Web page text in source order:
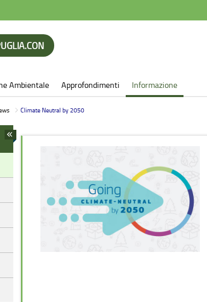
Ambientale Approfondimenti Informazione
Climate Neutral by 2050